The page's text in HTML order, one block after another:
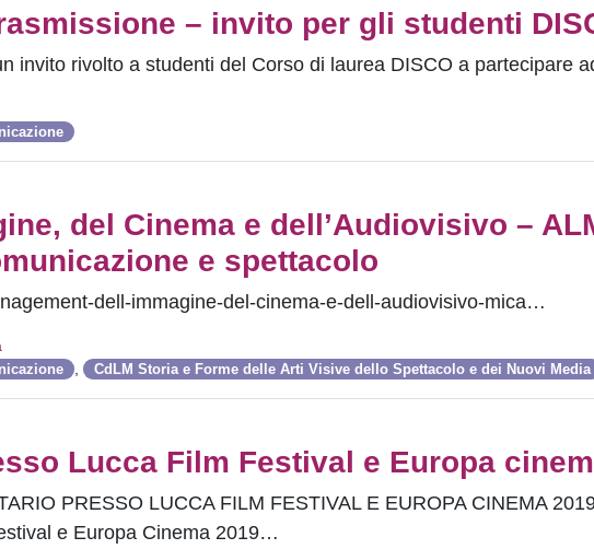
– invito per gli studenti
invito rivolto a studenti del Corso di laurea DISCO a partecipare
del Cinema e dell’Audiovisivo –
e spettacolo
dell-immagine-del-cinema-e-dell-audiovisivo-mica…
, CdLM Storia e Forme delle Arti Visive dello Spettacolo e dei Nuovi Media
Lucca Film Festival e Europa
PRESSO LUCCA FILM FESTIVAL E EUROPA CINEMA
e Europa Cinema 2019…